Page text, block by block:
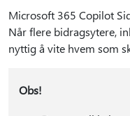
Microsoft 365 Copilot
Når flere bidragsytere,
nyttig å vite hvem som
Obs!